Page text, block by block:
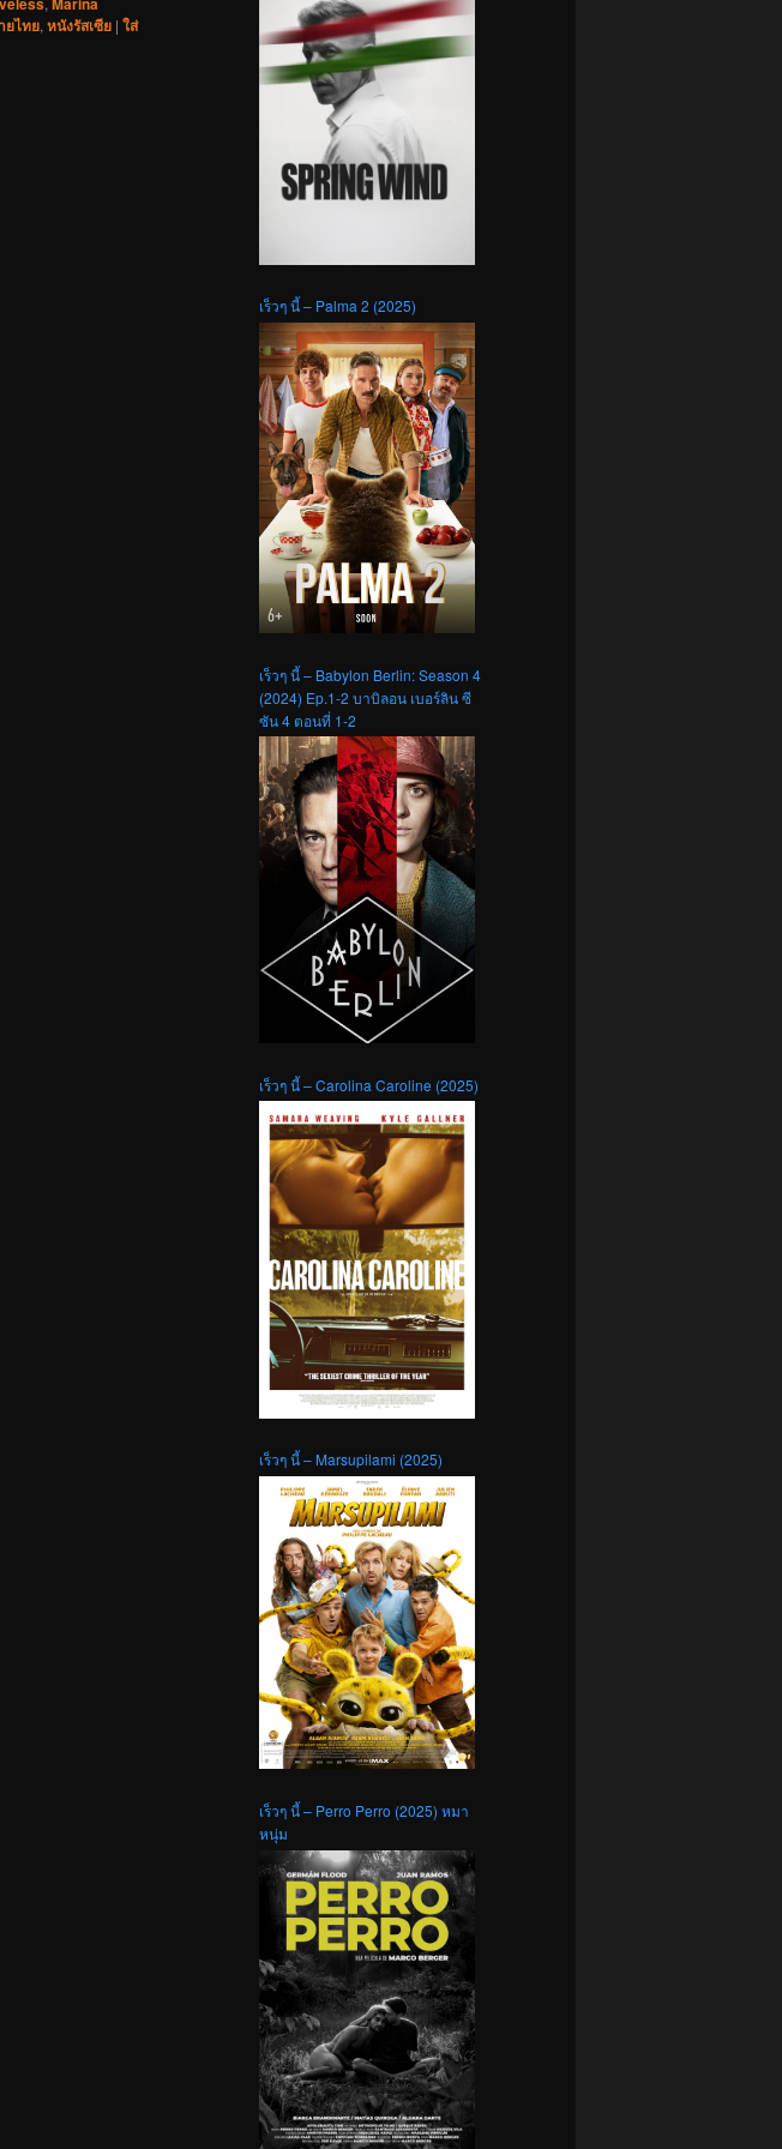
ยไทย, หนังรัสเซีย | ใส่
เร็วๆ นี้ – Palma 2 (2025)
เร็วๆ นี้ – Babylon Berlin: Season 4
(2024) Ep.1-2 บาบิลอน เบอร์ลิน ซี
ซัน 4 ตอนที่ 1-2
เร็วๆ นี้ – Carolina Caroline (2025)
เร็วๆ นี้ – Marsupilami (2025)
เร็วๆ นี้ – Perro Perro (2025) หมา
หนุ่ม